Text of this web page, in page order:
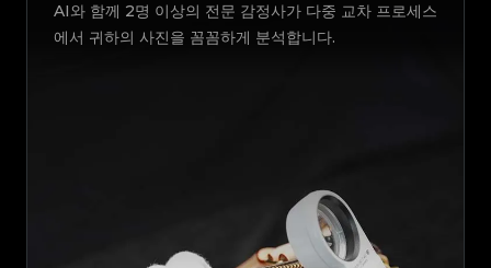
AI와 함께 2명 이상의 전문 감정사가 다중 교차 프로세스
에서 귀하의 사진을 꼼꼼하게 분석합니다.